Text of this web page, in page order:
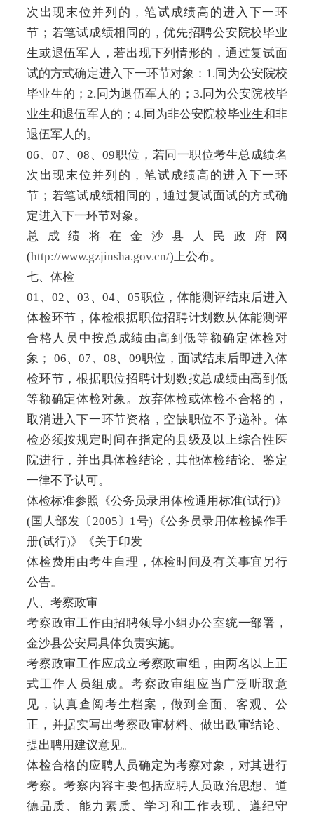
次出现末位并列的，笔试成绩高的进入下一环
节；若笔试成绩相同的，优先招聘公安院校毕业
生或退伍军人，若出现下列情形的，通过复试面
试的方式确定进入下一环节对象：1.同为公安院校
毕业生的；2.同为退伍军人的；3.同为公安院校毕
业生和退伍军人的；4.同为非公安院校毕业生和非
退伍军人的。
06、07、08、09职位，若同一职位考生总成绩名
次出现末位并列的，笔试成绩高的进入下一环
节；若笔试成绩相同的，通过复试面试的方式确
定进入下一环节对象。
总成绩将在金沙县人民政府网
(http://www.gzjinsha.gov.cn/)上公布。
七、体检
01、02、03、04、05职位，体能测评结束后进入
体检环节，体检根据职位招聘计划数从体能测评
合格人员中按总成绩由高到低等额确定体检对
象； 06、07、08、09职位，面试结束后即进入体
检环节，根据职位招聘计划数按总成绩由高到低
等额确定体检对象。放弃体检或体检不合格的，
取消进入下一环节资格，空缺职位不予递补。体
检必须按规定时间在指定的县级及以上综合性医
院进行，并出具体检结论，其他体检结论、鉴定
一律不予认可。
体检标准参照《公务员录用体检通用标准(试行)》
(国人部发〔2005〕1号)《公务员录用体检操作手
册(试行)》《关于印发
体检费用由考生自理，体检时间及有关事宜另行
公告。
八、考察政审
考察政审工作由招聘领导小组办公室统一部署，
金沙县公安局具体负责实施。
考察政审工作应成立考察政审组，由两名以上正
式工作人员组成。考察政审组应当广泛听取意
见，认真查阅考生档案，做到全面、客观、公
正，并据实写出考察政审材料、做出政审结论、
提出聘用建议意见。
体检合格的应聘人员确定为考察对象，对其进行
考察。考察内容主要包括应聘人员政治思想、道
德品质、能力素质、学习和工作表现、遵纪守